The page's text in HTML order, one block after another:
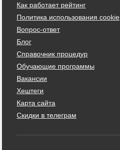
Как работает рейтинг
Политика использования cookie
Вопрос-ответ
Блог
Справочник процедур
Обучающие программы
Вакансии
Хештеги
Карта сайта
Скидки в телеграм